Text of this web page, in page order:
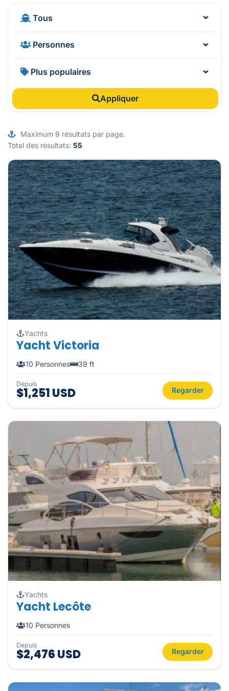
Appliquer
Maximum 9 résultats par page.
Total des résultats: 55
Yachts
Yacht Victoria
10 Personnes 39 ft
Depuis
$1,251 USD Regarder
Yachts
Yacht Lecôte
10 Personnes
Depuis
$2,476 USD Regarder